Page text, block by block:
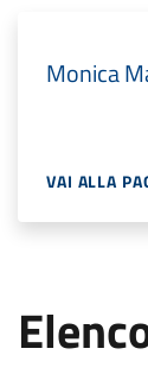
Monica
VAI ALLA